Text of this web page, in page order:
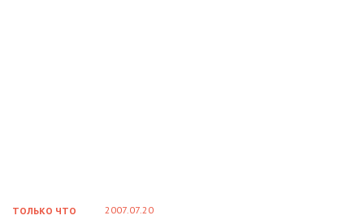
ТОЛЬКО ЧТО 2007.07.20